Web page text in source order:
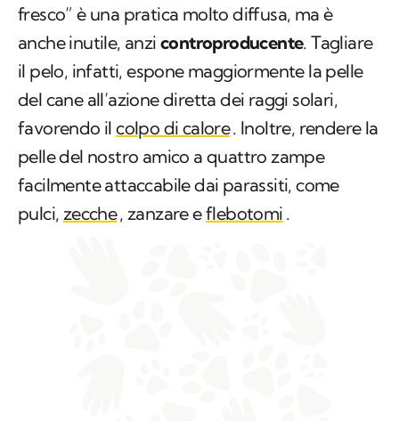
fresco” è una pratica molto diffusa, ma è
anche inutile, anzi controproducente. Tagliare
il pelo, infatti, espone maggiormente la pelle
del cane all’azione diretta dei raggi solari,
favorendo ilcolpo di calore. Inoltre, rendere la
pelle del nostro amico a quattro zampe
facilmente attaccabile dai parassiti, come
pulci, zecche, zanzare eflebotomi .